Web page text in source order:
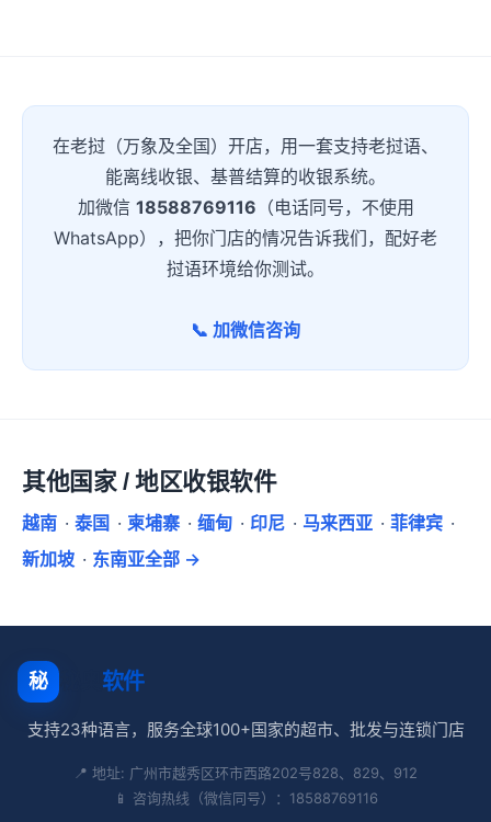
在老挝（万象及全国）开店，用一套支持老挝语、
能离线收银、基普结算的收银系统。
加微信 18588769116 （电话同号，不使用
WhatsApp），把你门店的情况告诉我们，配好老
挝语环境给你测试。
📞 加微信咨询
其他国家 / 地区收银软件
越南 · 泰国 · 柬埔寨 · 缅甸 · 印尼 · 马来西亚 · 菲律宾 ·
新加坡 · 东南亚全部 →
秘 软件
支持23种语言，服务全球100+国家的超市、批发与连锁门店
📍 地址: 广州市越秀区环市西路202号828、829、912
📱 咨询热线（微信同号）：18588769116